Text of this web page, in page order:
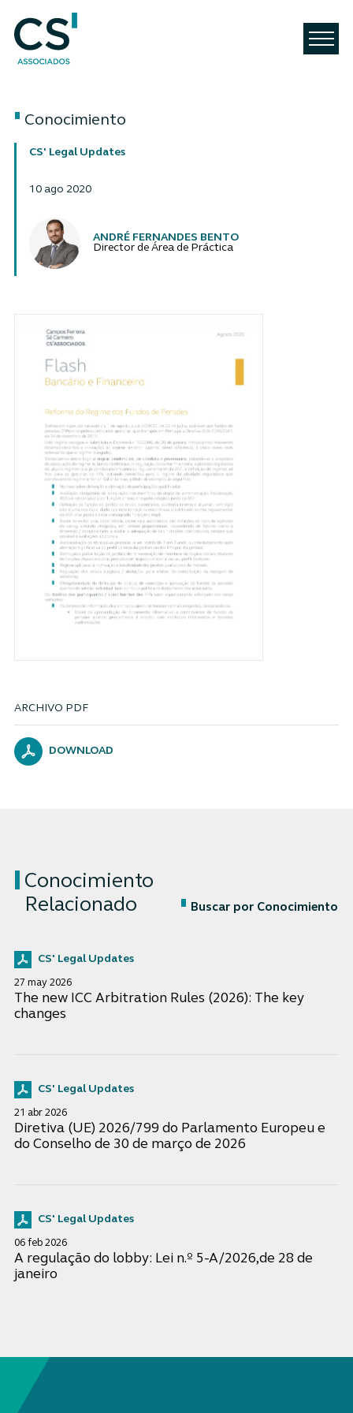
Conocimiento
CS' Legal Updates
10 ago 2020
Autores
ANDRÉ FERNANDES BENTO
Director de Área de Práctica
ARCHIVO PDF
DOWNLOAD
Conocimiento
Relacionado
Buscar por Conocimiento
CS' Legal Updates
27 may 2026
The new ICC Arbitration Rules (2026): The key
changes
CS' Legal Updates
21 abr 2026
Diretiva (UE) 2026/799 do Parlamento Europeu e
do Conselho de 30 de março de 2026
CS' Legal Updates
06 feb 2026
A regulação do lobby: Lei n.º 5-A/2026,de 28 de
janeiro